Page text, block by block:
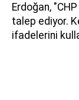
Erdoğan,
talep ediyor.
ifadelerini